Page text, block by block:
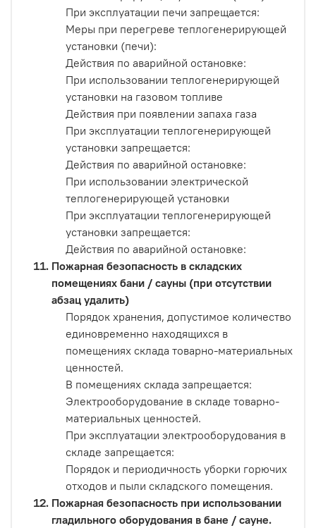
При эксплуатации печи запрещается:
Меры при перегреве теплогенерирующей
установки (печи):
Действия по аварийной остановке:
При использовании теплогенерирующей
установки на газовом топливе
Действия при появлении запаха газа
При эксплуатации теплогенерирующей
установки запрещается:
Действия по аварийной остановке:
При использовании электрической
теплогенерирующей установки
При эксплуатации теплогенерирующей
установки запрещается:
Действия по аварийной остановке:
Пожарная безопасность в складских
помещениях бани / сауны (при отсутствии
абзац удалить)
Порядок хранения, допустимое количество
единовременно находящихся в
помещениях склада товарно-материальных
ценностей.
В помещениях склада запрещается:
Электрооборудование в складе товарно-
материальных ценностей.
При эксплуатации электрооборудования в
складе запрещается:
Порядок и периодичность уборки горючих
отходов и пыли складского помещения.
Пожарная безопасность при использовании
гладильного оборудования в бане / сауне.